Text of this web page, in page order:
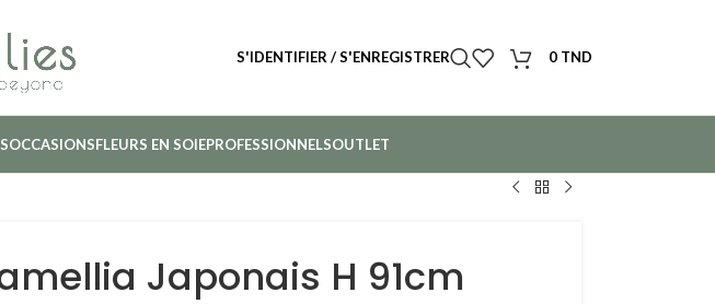
S'IDENTIFIER / S'ENREGISTRER 0 TND
OCCASIONSFLEURS EN SOIEPROFESSIONNELSOUTLET
Japonais H 91cm